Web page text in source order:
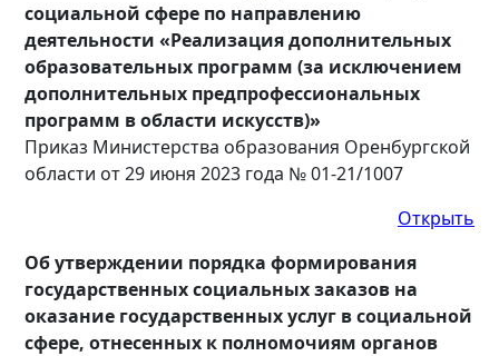
социальной сфере по направлению
деятельности «Реализация дополнительных
образовательных программ (за исключением
дополнительных предпрофессиональных
программ в области искусств)»
Приказ Министерства образования Оренбургской
области от 29 июня 2023 года № 01-21/1007
Открыть
Об утверждении порядка формирования
государственных социальных заказов на
оказание государственных услуг в социальной
сфере, отнесенных к полномочиям органов